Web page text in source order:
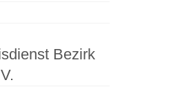
Bezirk